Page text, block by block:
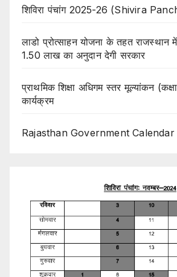
शिविरा पंचांग 2025-26 (Shivira
लाडो प्रोत्साहन योजना के तहत
1.50 लाख का अनुदान देगी सरकार
प्राथमिक शिक्षा अधिगम स्तर मूल्यांकन
कार्यक्रम
Rajasthan Government Calendar